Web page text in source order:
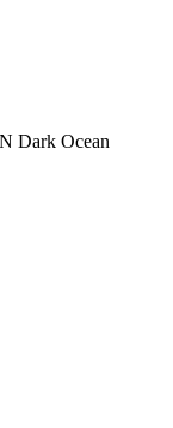
Dark Ocean